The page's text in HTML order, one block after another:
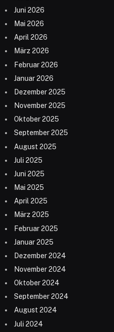
Juni 2026
Mai 2026
April 2026
März 2026
Februar 2026
Januar 2026
Dezember 2025
November 2025
Oktober 2025
September 2025
August 2025
Juli 2025
Juni 2025
Mai 2025
April 2025
März 2025
Februar 2025
Januar 2025
Dezember 2024
November 2024
Oktober 2024
September 2024
August 2024
Juli 2024